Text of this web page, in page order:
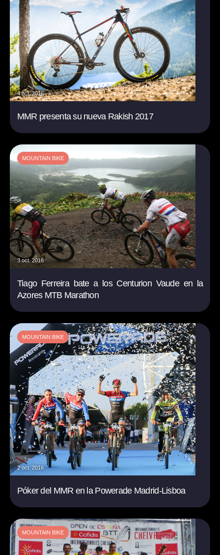
4 oct. 2016
MMR presenta su nueva Rakish 2017
MOUNTAIN BIKE
3 oct. 2016
Tiago Ferreira bate a los Centurion Vaude en la
Azores MTB Marathon
MOUNTAIN BIKE
2 oct. 2016
Póker del MMR en la Powerade Madrid-Lisboa
MOUNTAIN BIKE